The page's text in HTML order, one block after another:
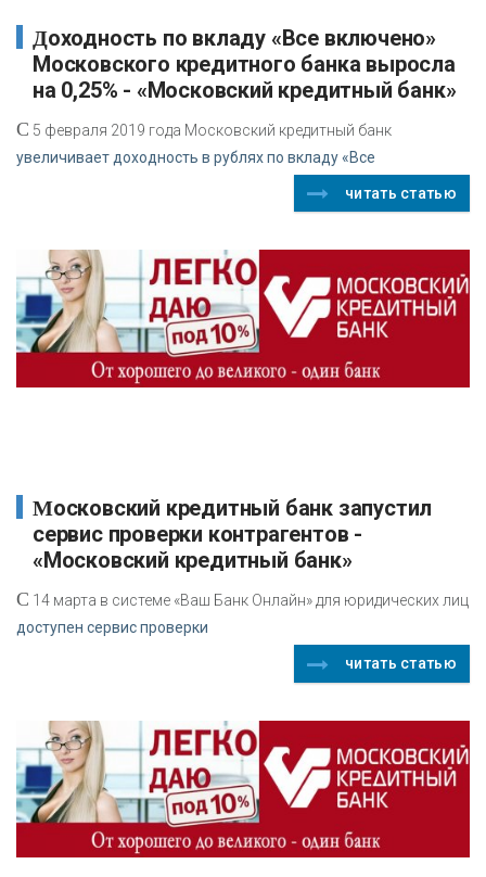
Доходность по вкладу «Все включено»
Московского кредитного банка выросла
на 0,25% - «Московский кредитный банк»
С 5 февраля 2019 года Московский кредитный банк
увеличивает доходность в рублях по вкладу «Все
читать статью
Московский кредитный банк запустил
сервис проверки контрагентов -
«Московский кредитный банк»
С 14 марта в системе «Ваш Банк Онлайн» для юридических лиц
доступен сервис проверки
читать статью